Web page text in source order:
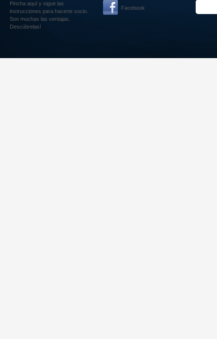
Pincha aquí y sigue las
instrucciones para hacerte socio.
Son muchas las ventajas.
Descúbrelas!
Facebook